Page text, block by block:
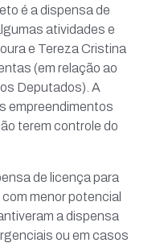
é a dispensa de
atividades e
e Tereza Cristina
(em relação ao
Deputados). A
empreendimentos
terem controle do
de licença para
menor potencial
a dispensa
ou em casos